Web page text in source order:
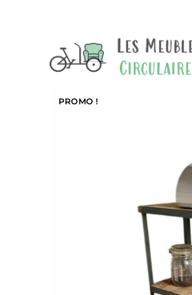
PROMO !